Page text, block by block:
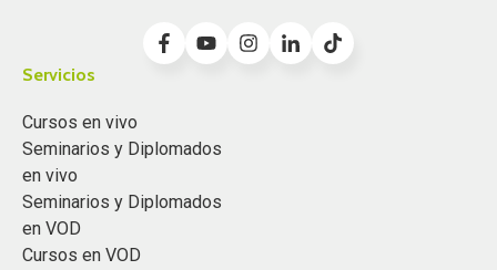
Servicios
Cursos en vivo
Seminarios y Diplomados
en vivo
Seminarios y Diplomados
en VOD
Cursos en VOD